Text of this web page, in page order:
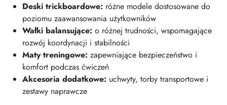
Deski trickboardowe: różne modele dostosowane do
poziomu zaawansowania użytkowników
Wałki balansujące: o różnej trudności, wspomagające
rozwój koordynacji i stabilności
Maty treningowe: zapewniające bezpieczeństwo i
komfort podczas ćwiczeń
Akcesoria dodatkowe: uchwyty, torby transportowe i
zestawy naprawcze